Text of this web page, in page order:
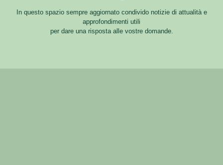
In questo spazio sempre aggiornato condivido notizie di attualità e
approfondimenti utili
per dare una risposta alle vostre domande.